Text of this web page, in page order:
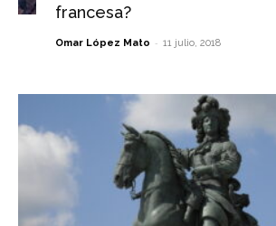
francesa?
Omar López Mato - 11 julio, 2018